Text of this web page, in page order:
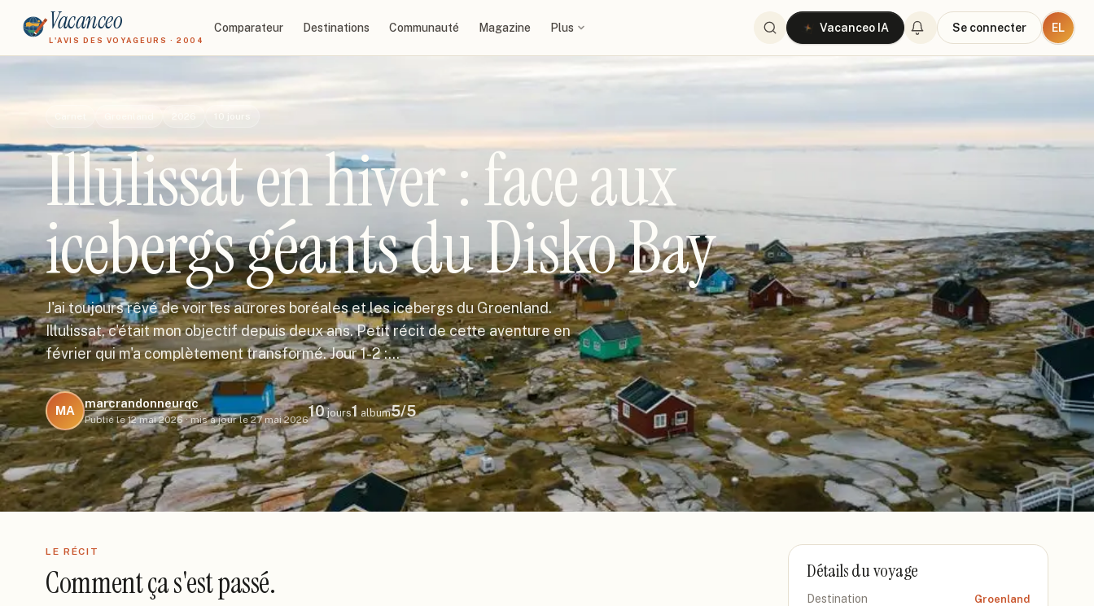
Vacanceo
L'AVIS DES VOYAGEURS · 2004
Comparateur Destinations Communauté Magazine Plus Vacanceo IA Se connecter EL
Illulissat en hiver : face aux
icebergs géants du Disko Bay
J'ai toujours rêvé de voir les aurores boréales et les icebergs du Groenland.
Illulissat, c'était mon objectif depuis deux ans. Petit récit de cette aventure en
février qui m'a complètement transformé. Jour 1-2 :…
MA
marcrandonneurqc
Publié le 12 mai 2026·mis à jour le 27 mai 2026
10jours1 album5/5
LE RÉCIT
Comment ça s'est passé. Détails du voyage
Destination Groenland